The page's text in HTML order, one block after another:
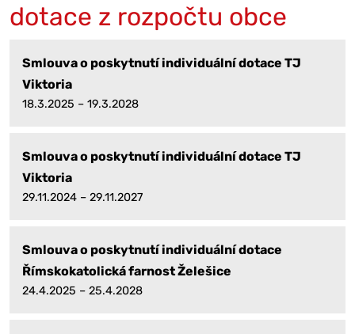
dotace z rozpočtu obce
Smlouva o poskytnutí individuální dotace TJ
Viktoria
18.3.2025 – 19.3.2028
Smlouva o poskytnutí individuální dotace TJ
Viktoria
29.11.2024 – 29.11.2027
Smlouva o poskytnutí individuální dotace
Římskokatolická farnost Želešice
24.4.2025 – 25.4.2028